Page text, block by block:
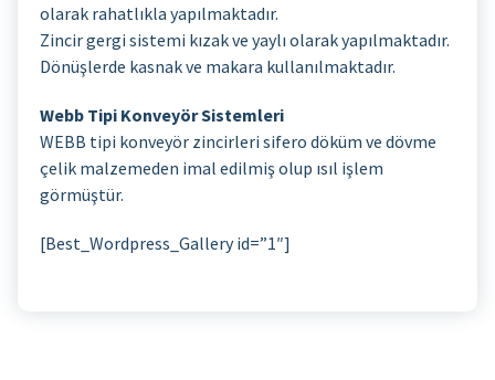
olarak rahatlıkla yapılmaktadır.
Zincir gergi sistemi kızak ve yaylı olarak yapılmaktadır.
Dönüşlerde kasnak ve makara kullanılmaktadır.
Webb Tipi Konveyör Sistemleri
WEBB tipi konveyör zincirleri sifero döküm ve dövme
çelik malzemeden imal edilmiş olup ısıl işlem
görmüştür.
[Best_Wordpress_Gallery id=”1″]